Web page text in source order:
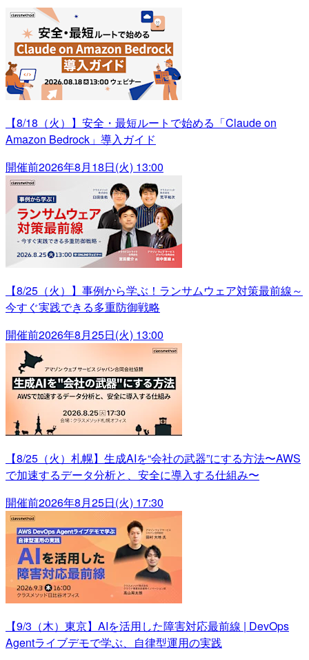
【8/18（火）】安全・最短ルートで始める「Claude on
Amazon Bedrock」導入ガイド
開催前2026年8月18日(火) 13:00
【8/25（火）】事例から学ぶ！ランサムウェア対策最前線～
今すぐ実践できる多重防御戦略
開催前2026年8月25日(火) 13:00
【8/25（火）札幌】生成AIを“会社の武器”にする方法〜AWS
で加速するデータ分析と、安全に導入する仕組み〜
開催前2026年8月25日(火) 17:30
【9/3（木）東京】AIを活用した障害対応最前線 | DevOps
Agentライブデモで学ぶ、自律型運用の実践